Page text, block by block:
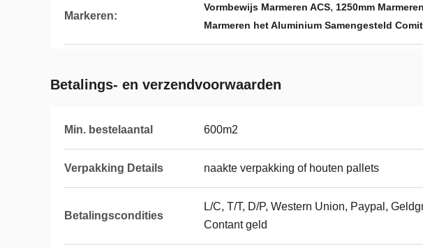
Markeren:
Vormbewijs Marmeren ACS, 1250mm
Marmeren het Aluminium Samengesteld
Betalings- en verzendvoorwaarden
Min. bestelaantal 600m2
Verpakking Details naakte verpakking of houten pallets
Betalingscondities
L/C, T/T, D/P, Western Union, Paypal,
Contant geld